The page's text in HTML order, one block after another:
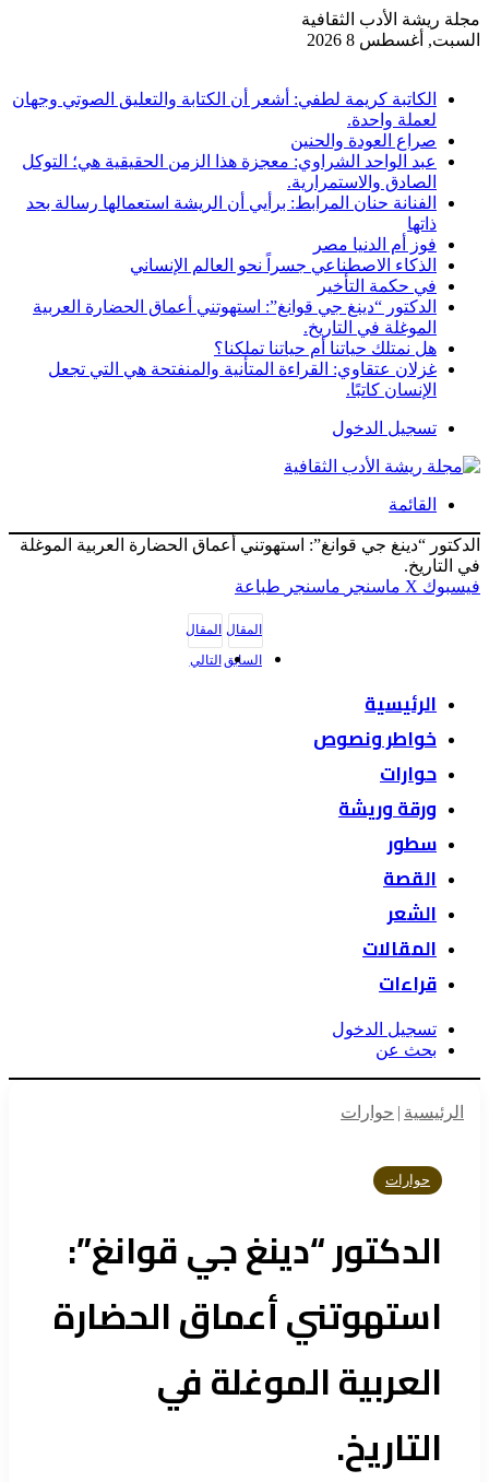
مجلة ريشة الأدب الثقافية
السبت, أغسطس 8 2026
الكاتبة كريمة لطفي: أشعر أن الكتابة والتعليق الصوتي وجهان
لعملة واحدة.
صراع العودة والحنين
عبد الواحد الشراوي: معجزة هذا الزمن الحقيقية هي؛ التوكل
الصادق والاستمرارية.
الفنانة حنان المرابط: برأيي أن الريشة استعمالها رسالة بحد
ذاتها
فوز أم الدنيا مصر
الذكاء الاصطناعي جسراً نحو العالم الإنساني
في حكمة التأخير
الدكتور “دينغ جي قوانغ”: استهوتني أعماق الحضارة العربية
الموغلة في التاريخ.
هل نمتلك حياتنا أم حياتنا تملكنا؟
غزلان عتقاوي: القراءة المتأنية والمنفتحة هي التي تجعل
الإنسان كاتبًا.
تسجيل الدخول
القائمة
الدكتور “دينغ جي قوانغ”: استهوتني أعماق الحضارة العربية الموغلة
في التاريخ.
فيسبوك ‫X ماسنجر ماسنجر طباعة
المقال
السابق
المقال
التالي
الرئيسية
خواطر ونصوص
حوارات
ورقة وريشة
سطور
القصة
الشعر
المقالات
قراءات
تسجيل الدخول
بحث عن
الرئيسية حوارات
حوارات
الدكتور “دينغ جي قوانغ”:
استهوتني أعماق الحضارة
العربية الموغلة في
التاريخ.